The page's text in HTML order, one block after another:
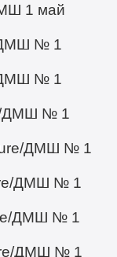
1 май
ДМШ № 1
ДМШ № 1
ДМШ № 1
ДМШ № 1
ДМШ № 1
ДМШ № 1
ДМШ № 1